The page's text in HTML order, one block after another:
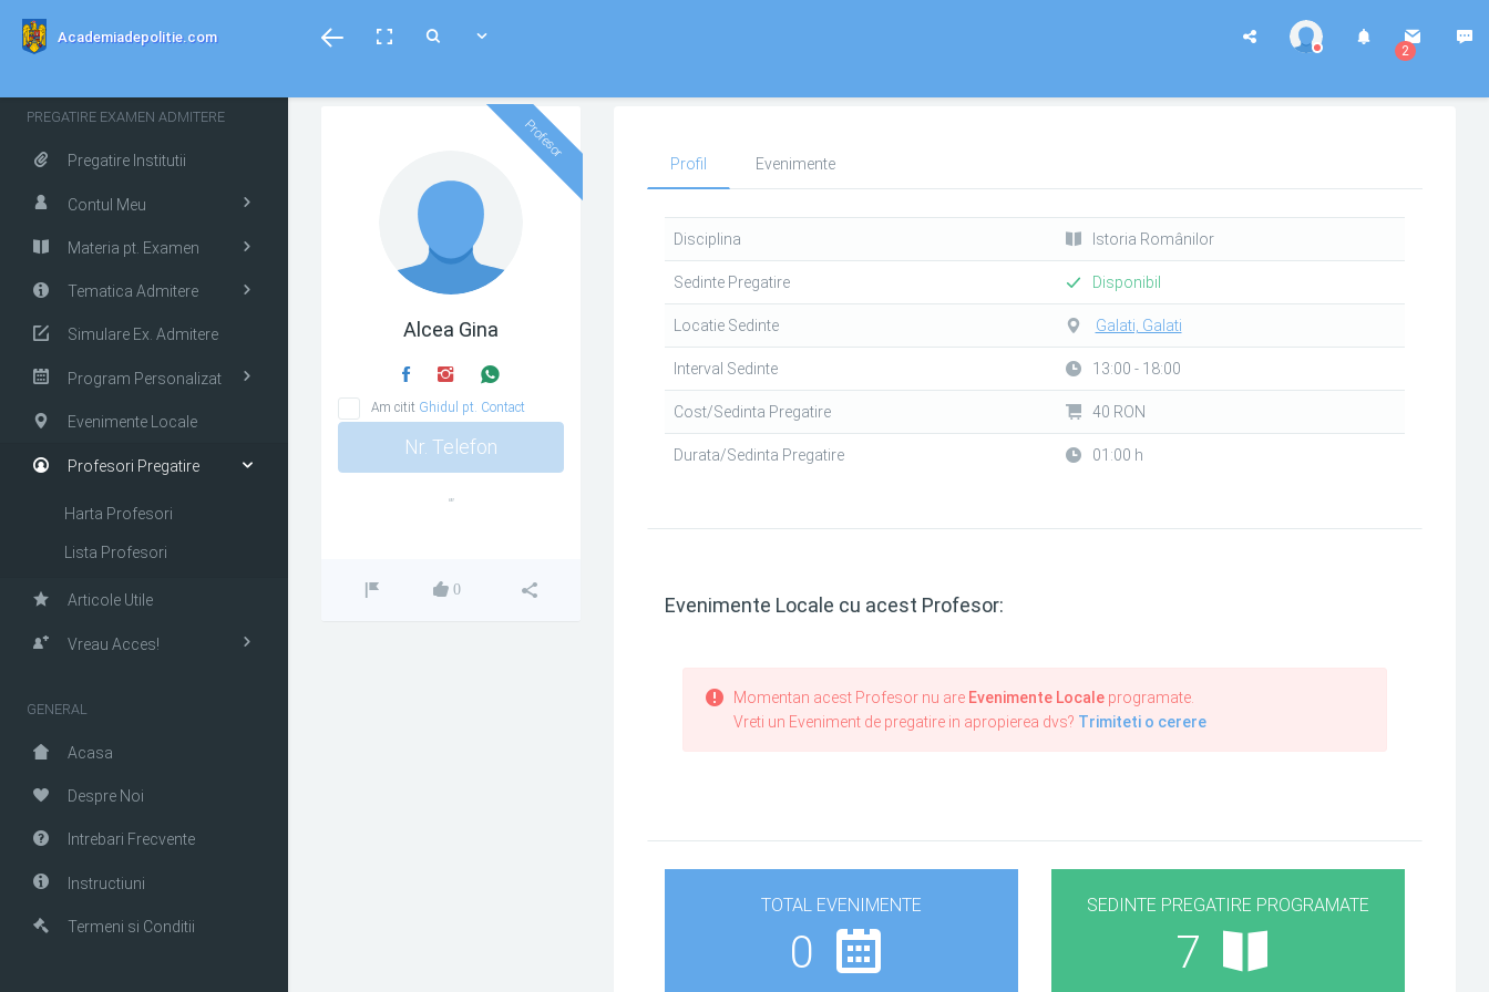
Academiadepolitie.com Toggle
Toggle
Toggle
2
PREGATIRE EXAMEN ADMITERE
Pregatire Institutii
Contul Meu
Materia pt. Examen
Tematica Admitere
Simulare Ex. Admitere
Program Personalizat
Evenimente Locale
Profesori Pregatire
Harta Profesori
Lista Profesori
Articole Utile
Vreau Acces!
GENERAL
Acasa
Despre Noi
Intrebari Frecvente
Instructiuni
Termeni si Conditii
Profesor
Alcea Gina
Am citit Ghidul pt. Contact
Nr. Telefon
""
0
Profil Evenimente
Disciplina Istoria Românilor
Sedinte Pregatire Disponibil
Locatie Sedinte Galati, Galati
Interval Sedinte 13:00 - 18:00
Cost/Sedinta Pregatire 40 RON
Durata/Sedinta Pregatire 01:00 h
Evenimente Locale cu acest Profesor:
Momentan acest Profesor nu are Evenimente Localeprogramate.
Vreti un Eveniment de pregatire in apropierea dvs? Trimiteti o cerere
TOTAL EVENIMENTE
0
SEDINTE PREGATIRE PROGRAMATE
7